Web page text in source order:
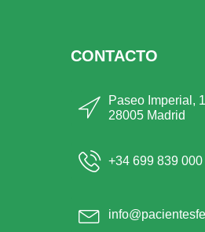
CONTACTO
Paseo Imperial,
28005 Madrid
+34 699 839 000